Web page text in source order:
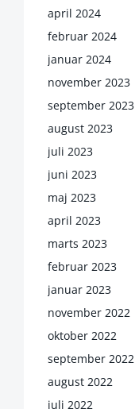
april 2024
februar 2024
januar 2024
november 2023
september 2023
august 2023
juli 2023
juni 2023
maj 2023
april 2023
marts 2023
februar 2023
januar 2023
november 2022
oktober 2022
september 2022
august 2022
juli 2022